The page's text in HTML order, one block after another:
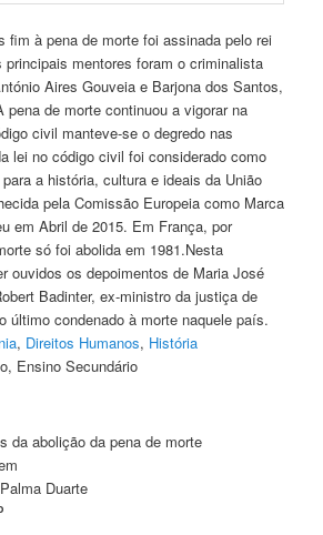
fim à pena de morte foi assinada pelo rei
mentores foram o criminalista
Aires Gouveia e Barjona dos Santos,
de morte continuou a vigorar na
civil manteve-se o degredo nas
lei no código civil foi considerado como
a história, cultura e ideais da União
pela Comissão Europeia como Marca
em Abril de 2015. Em França, por
só foi abolida em 1981.Nesta
ouvidos os depoimentos de Maria José
Badinter, ex-ministro da justiça de
último condenado à morte naquele país.
, Direitos Humanos, História
Ensino Secundário
da abolição da pena de morte
Duarte